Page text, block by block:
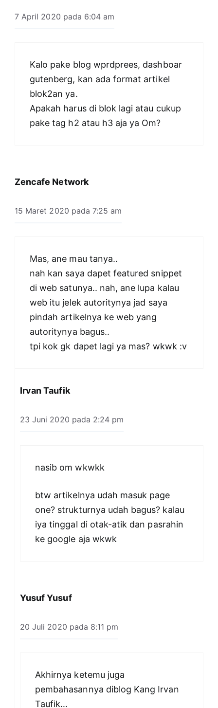
7 April 2020 pada 6:04 am
Kalo pake blog wprdprees, dashboar
gutenberg, kan ada format artikel
blok2an ya.
Apakah harus di blok lagi atau cukup
pake tag h2 atau h3 aja ya Om?
Zencafe Network
15 Maret 2020 pada 7:25 am
Mas, ane mau tanya..
nah kan saya dapet featured snippet
di web satunya.. nah, ane lupa kalau
web itu jelek autoritynya jad saya
pindah artikelnya ke web yang
autoritynya bagus..
tpi kok gk dapet lagi ya mas? wkwk :v
Irvan Taufik
23 Juni 2020 pada 2:24 pm
nasib om wkwkk
btw artikelnya udah masuk page
one? strukturnya udah bagus? kalau
iya tinggal di otak-atik dan pasrahin
ke google aja wkwk
Yusuf Yusuf
20 Juli 2020 pada 8:11 pm
Akhirnya ketemu juga
pembahasannya diblog Kang Irvan
Taufik…